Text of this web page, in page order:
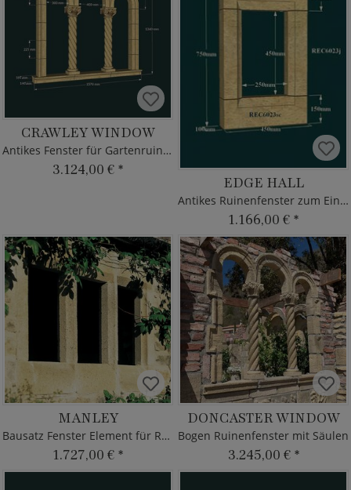
CRAWLEY WINDOW
Antikes Fenster für Gartenruinen
3.124,00 € *
EDGE HALL
Antikes Ruinenfenster zum Einbauen
1.166,00 € *
MANLEY
Bausatz Fenster Element für Ruine
1.727,00 € *
DONCASTER WINDOW
Bogen Ruinenfenster mit Säulen
3.245,00 € *